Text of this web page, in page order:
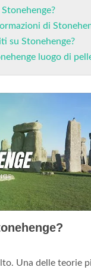
di
su Stonehenge?
luogo di
Una delle teorie